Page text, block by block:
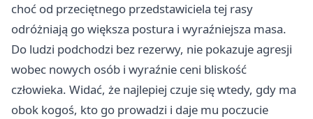
choć od przeciętnego przedstawiciela tej rasy
odróżniają go większa postura i wyraźniejsza masa.
Do ludzi podchodzi bez rezerwy, nie pokazuje agresji
wobec nowych osób i wyraźnie ceni bliskość
człowieka. Widać, że najlepiej czuje się wtedy, gdy ma
obok kogoś, kto go prowadzi i daje mu poczucie